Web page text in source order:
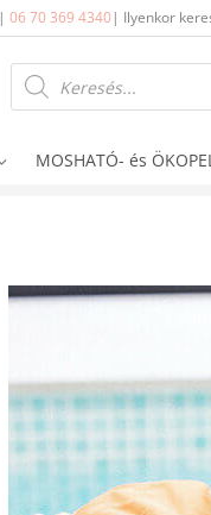
| 06 70 369 4340| Ilyenkor
Products
search
MOSHATÓ- és